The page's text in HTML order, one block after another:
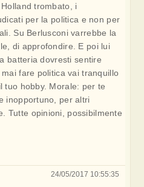
trombato, i
per la politica e non per
Su Berlusconi varrebbe la
di approfondire. E poi lui
batteria dovresti sentire
fare politica vai tranquillo
tuo hobby. Morale: per te
inopportuno, per altri
Tutte opinioni, possibilmente
24/05/2017 10:55:35